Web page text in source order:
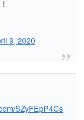
9, 2020
SZyFEpP4Cs